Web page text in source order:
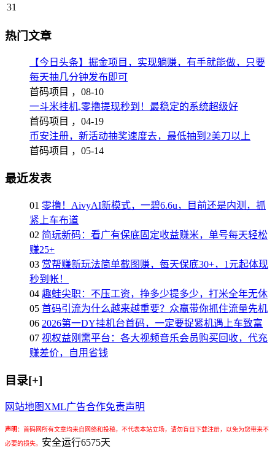
31
热门文章
【今日头条】掘金项目，实现躺赚，有手就能做，只要
每天抽几分钟发布即可
首码项目 ， 08-10
一斗米挂机,零撸提现秒到！最稳定的系统超级好
首码项目 ， 04-19
币安注册，新活动抽奖速度去，最低抽到2美刀以上
首码项目 ， 05-14
最近发表
01 零撸！AivyAI新模式，一碧6.6u，目前还是内测，抓
紧上车布道
02 简玩新码：看广有保底固定收益赚米，单号每天轻松
赚25+
03 赏帮赚新玩法简单截图赚，每天保底30+，1元起体现
秒到帐！
04 趣蛙尖职：不压工资，挣多少提多少，打米全年无休
05 首码引流为什么越来越重要？众赢带你抓住流量先机
06 2026第一DY挂机台首码，一定要捉紧机遇上车致富
07 视权益刚需平台：各大视频音乐会员购买回收，代充
赚差价，自用省钱
目录[+]
网站地图 XML广告合作免责声明
声明： 首码网所有文章均来自网络和投稿，不代表本站立场，请勿盲目下载注册，以免为您带来不
必要的损失。 安全运行6575天